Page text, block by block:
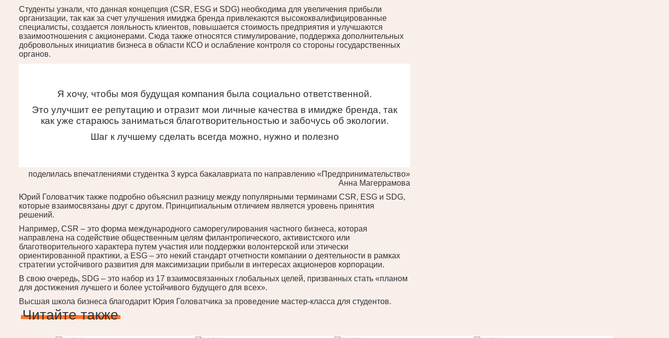
Студенты узнали, что данная концепция (CSR, ESG и SDG) необходима для увеличения прибыли
организации, так как за счет улучшения имиджа бренда привлекаются высококвалифицированные
специалисты, создается лояльность клиентов, повышается стоимость предприятия и улучшаются
взаимоотношения с акционерами. Сюда также относятся стимулирование, поддержка дополнительных
добровольных инициатив бизнеса в области КСО и ослабление контроля со стороны государственных
органов.
Я хочу, чтобы моя будущая компания была социально ответственной.
Это улучшит ее репутацию и отразит мои личные качества в имидже бренда, так
как уже стараюсь заниматься благотворительностью и забочусь об экологии.
Шаг к лучшему сделать всегда можно, нужно и полезно
поделилась впечатлениями студентка 3 курса бакалавриата по направлению «Предпринимательство»
Анна Магеррамова
Юрий Головатчик также подробно объяснил разницу между популярными терминами CSR, ESG и SDG,
которые взаимосвязаны друг с другом. Принципиальным отличием является уровень принятия
решений.
Например, CSR – это форма международного саморегулирования частного бизнеса, которая
направлена на содействие общественным целям филантропического, активистского или
благотворительного характера путем участия или поддержки волонтерской или этически
ориентированной практики, а ESG – это некий стандарт отчетности компании о деятельности в рамках
стратегии устойчивого развития для максимизации прибыли в интересах акционеров корпорации.
В свою очередь, SDG – это набор из 17 взаимосвязанных глобальных целей, призванных стать «планом
для достижения лучшего и более устойчивого будущего для всех».
Высшая школа бизнеса благодарит Юрия Головатчика за проведение мастер-класса для студентов.
Читайте также